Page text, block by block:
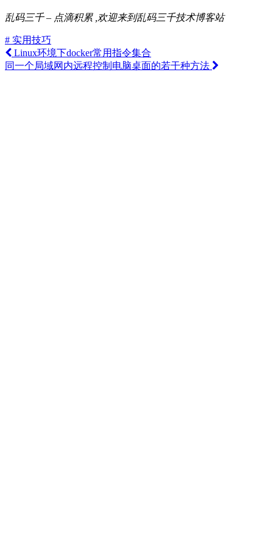
乱码三千 – 点滴积累 ,欢迎来到乱码三千技术博客站
# 实用技巧
Linux环境下docker常用指令集合
同一个局域网内远程控制电脑桌面的若干种方法